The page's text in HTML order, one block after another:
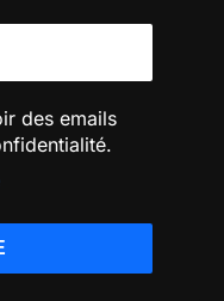
des emails